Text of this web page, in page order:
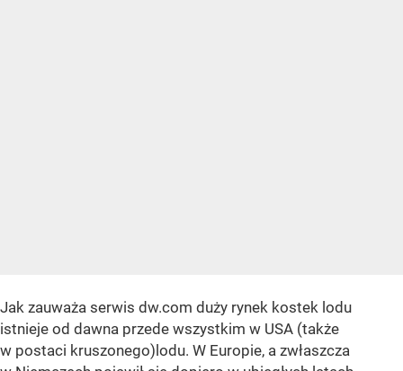
Jak zauważa serwis dw.com duży rynek kostek lodu
istnieje od dawna przede wszystkim w USA (także
w postaci kruszonego)lodu. W Europie, a zwłaszcza